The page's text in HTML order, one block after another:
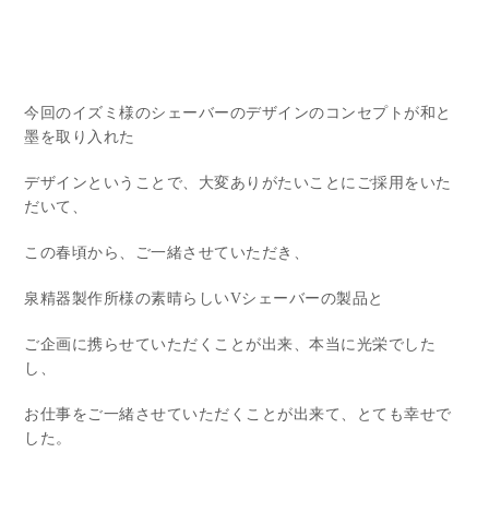
今回のイズミ様のシェーバーのデザインのコンセプトが和と
墨を取り入れた
デザインということで、大変ありがたいことにご採用をいた
だいて、
この春頃から、ご一緒させていただき、
泉精器製作所様の素晴らしいVシェーバーの製品と
ご企画に携らせていただくことが出来、本当に光栄でした
し、
お仕事をご一緒させていただくことが出来て、とても幸せで
した。